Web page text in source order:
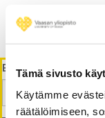
Tämä sivusto
Käytämme
räätälöimiseen,
What is
ETSI